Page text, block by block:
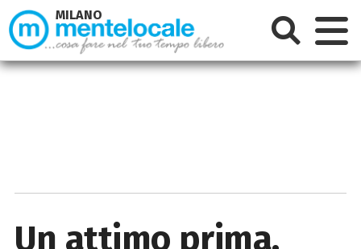
Un attimo prima,
MILANO